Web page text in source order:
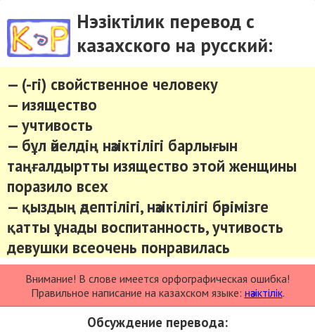
Нэзіктілик перевод с
казахского на русский:
— (-гі) свойственное человеку
— изящество
— учтивость
— бұл әйелдің нәзіктілігі барлығын
таңғалдыртты изящество этой женщины
поразило всех
— қыздың әдептілігі, нәзіктілігі бәрімізге
қатты ұнады воспитанность, учтивость
девушки всеочень понравилась
Внимание! В слове имеется орфографическая ошибка!
Правильное написание на казахском языке: нәзіктілік.
Обсуждение перевода: